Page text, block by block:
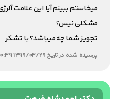
میخاستم ببینم آیا این علامت
مشکلی نیس؟
تجویز شما چه میباشد؟ با تشکر
پرسیده شده در تاریخ 1399/03/29 12:00:39